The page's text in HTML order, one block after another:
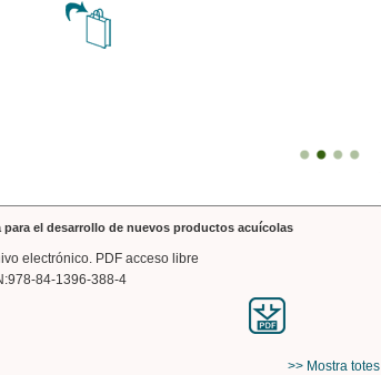
para el desarrollo de nuevos productos acuícolas
electrónico. PDF acceso libre
84-1396-388-4
>> Mostra totes